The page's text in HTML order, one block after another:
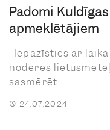
Padomi
apmeklētājiem
Iepazīsties ar
noderēs
sasmērēt. ...
24.07.2024